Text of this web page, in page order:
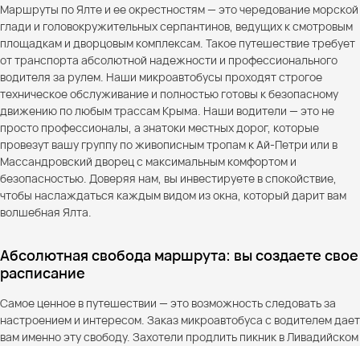
Маршруты по Ялте и ее окрестностям — это чередование морской
глади и головокружительных серпантинов, ведущих к смотровым
площадкам и дворцовым комплексам. Такое путешествие требует
от транспорта абсолютной надежности и профессионального
водителя за рулем. Наши микроавтобусы проходят строгое
техническое обслуживание и полностью готовы к безопасному
движению по любым трассам Крыма. Наши водители — это не
просто профессионалы, а знатоки местных дорог, которые
провезут вашу группу по живописным тропам к Ай-Петри или в
Массандровский дворец с максимальным комфортом и
безопасностью. Доверяя нам, вы инвестируете в спокойствие,
чтобы наслаждаться каждым видом из окна, который дарит вам
волшебная Ялта.
Абсолютная свобода маршрута: вы создаете свое
расписание
Самое ценное в путешествии — это возможность следовать за
настроением и интересом. Заказ микроавтобуса с водителем дает
вам именно эту свободу. Захотели продлить пикник в Ливадийском